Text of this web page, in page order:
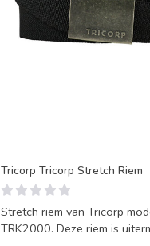
Tricorp Tricorp Stretch Riem
Stretch riem van Tricorp
TRK2000. Deze riem is